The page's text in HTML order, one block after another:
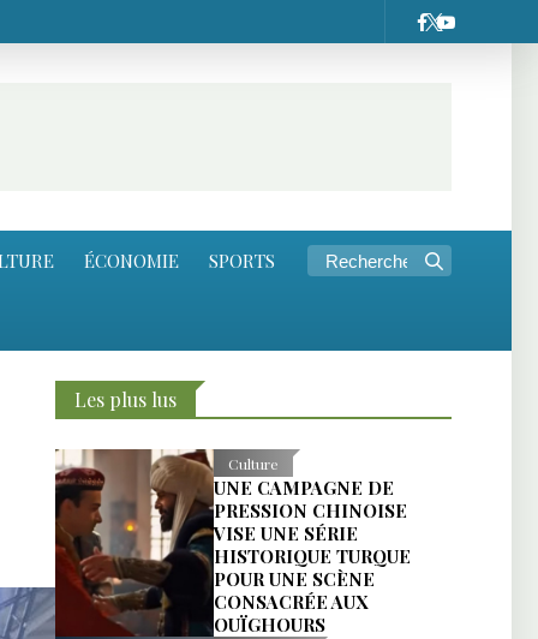
ÉCONOMIE SPORTS
Les plus lus
Culture
UNE CAMPAGNE DE
PRESSION CHINOISE
VISE UNE SÉRIE
HISTORIQUE TURQUE
POUR UNE SCÈNE
CONSACRÉE AUX
OUÏGHOURS